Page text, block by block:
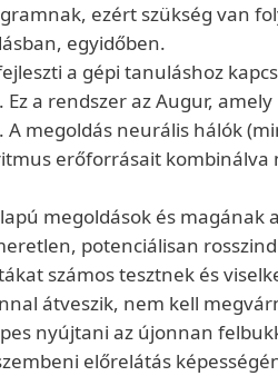
ezért szükség van
egyidőben.
fejleszti a gépi tanuláshoz
a rendszer az Augur,
megoldás neurális hálók
erőforrásait
megoldások és
potenciálisan
számos tesztnek és
átveszik, nem kell
nyújtani az újonnan
előrelátás